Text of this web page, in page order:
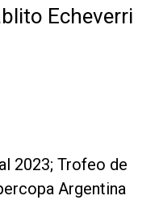
Echeverri
2023; Trofeo de
Argentina